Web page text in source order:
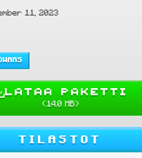
11, 2023
LATAA PAKETTI
(14.0 MB)
TILASTOT